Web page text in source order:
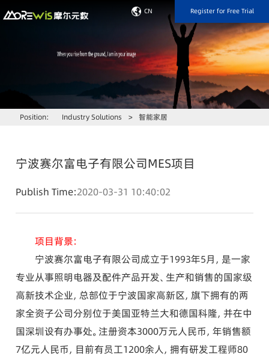
CN Register for Free Trial
Position: Industry Solutions > 智能家居
宁波赛尔富电子有限公司MES项目
Publish Time:2020-03-31 10:40:02
项目背景：
宁波赛尔富电子有限公司成立于1993年5月，是一家
专业从事照明电器及配件产品开发、生产和销售的国家级
高新技术企业，总部位于宁波国家高新区，旗下拥有的两
家全资子公司分别位于美国亚特兰大和德国科隆，并在中
国深圳设有办事处。注册资本3000万元人民币，年销售额
7亿元人民币，目前有员工1200余人，拥有研发工程师80